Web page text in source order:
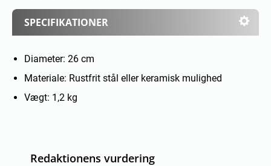
SPECIFIKATIONER
Diameter: 26 cm
Materiale: Rustfrit stål eller keramisk mulighed
Vægt: 1,2 kg
Redaktionens vurdering